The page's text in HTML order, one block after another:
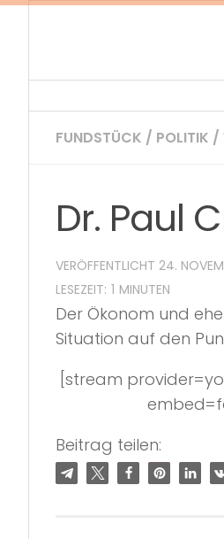
Skip
FUNDSTÜCK / POLITIK /
Dr. Paul
VERÖFFENTLICHT 24.
Der Ökonom und
Situation auf den
[stream
Beitrag teilen: